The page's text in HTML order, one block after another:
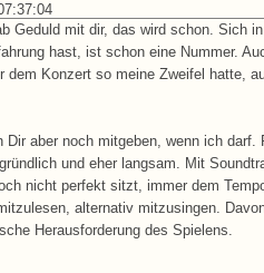
Geduld mit dir, das wird schon. Sich
hast, ist schon eine Nummer.
dem Konzert so meine Zweifel hatte,
Dir aber noch mitgeben, wenn ich
und eher langsam. Mit
nicht perfekt sitzt, immer dem
alternativ mitzusingen.
Herausforderung des Spielens.